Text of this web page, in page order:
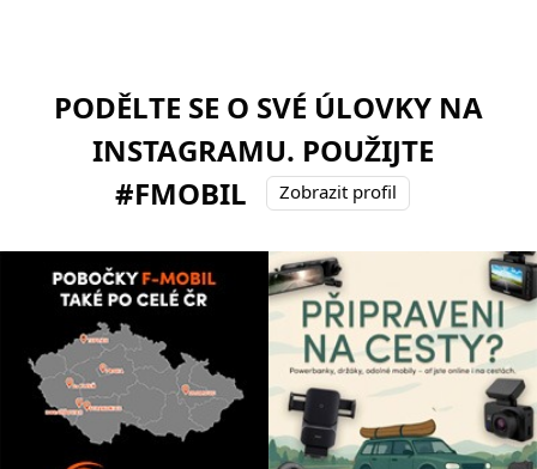
PODĚLTE SE O SVÉ ÚLOVKY NA
INSTAGRAMU. POUŽIJTE
#FMOBIL
Zobrazit profil